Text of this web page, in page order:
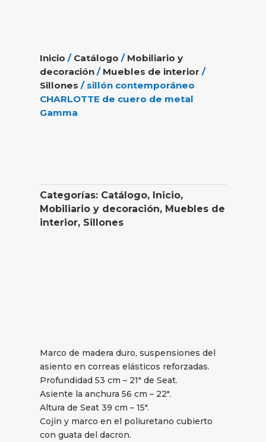
Inicio / Catálogo / Mobiliario y
decoración / Muebles de interior /
Sillones / sillón contemporáneo
CHARLOTTE de cuero de metal
Gamma
Categorías: Catálogo, Inicio,
Mobiliario y decoración, Muebles de
interior, Sillones
Marco de madera duro, suspensiones del
asiento en correas elásticos reforzadas.
Profundidad 53 cm – 21″ de Seat.
Asiente la anchura 56 cm – 22″.
Altura de Seat 39 cm – 15″.
Cojín y marco en el poliuretano cubierto
con guata del dacron.